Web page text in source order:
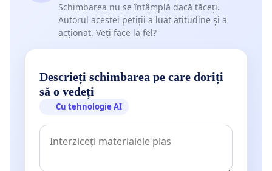
Schimbarea nu se întâmplă dacă tăceți.
Autorul acestei petiții a luat atitudine și a
acționat. Veți face la fel?
Descrieți schimbarea pe care doriți
să o vedeți
Cu tehnologie AI